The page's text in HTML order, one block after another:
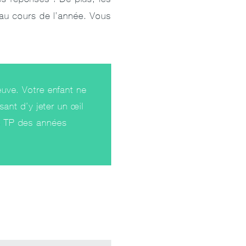
cours de l’année. Vous
Votre enfant ne
d’y jeter un œil
des années